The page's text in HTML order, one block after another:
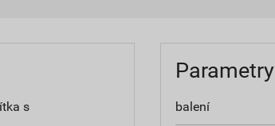
s
Parametry
balení